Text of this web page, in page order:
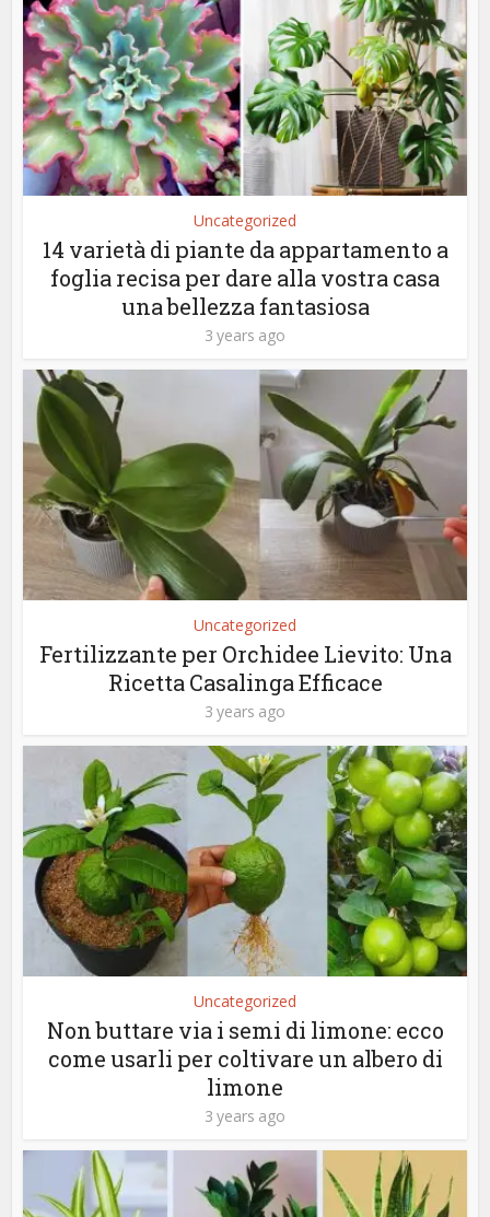
Uncategorized
14 varietà di piante da appartamento a
foglia recisa per dare alla vostra casa
una bellezza fantasiosa
3 years ago
Uncategorized
Fertilizzante per Orchidee Lievito: Una
Ricetta Casalinga Efficace
3 years ago
Uncategorized
Non buttare via i semi di limone: ecco
come usarli per coltivare un albero di
limone
3 years ago